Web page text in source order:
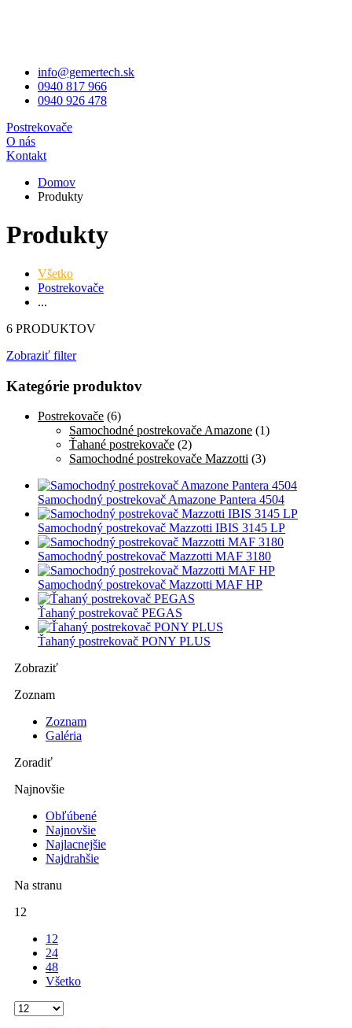
info@gemertech.sk
0940 817 966
0940 926 478
Postrekovače
O nás
Kontakt
Domov
Produkty
Produkty
Všetko
Postrekovače
...
6 PRODUKTOV
Zobraziť filter
Kategórie produktov
Postrekovače (6)
Samochodné postrekovače Amazone (1)
Ťahané postrekovače (2)
Samochodné postrekovače Mazzotti (3)
Samochodný postrekovač Amazone Pantera 4504
Samochodný postrekovač Mazzotti IBIS 3145 LP
Samochodný postrekovač Mazzotti MAF 3180
Samochodný postrekovač Mazzotti MAF HP
Ťahaný postrekovač PEGAS
Ťahaný postrekovač PONY PLUS
Zobraziť
Zoznam
Zoznam
Galéria
Zoradiť
Najnovšie
Obľúbené
Najnovšie
Najlacnejšie
Najdrahšie
Na stranu
12
12
24
48
Všetko